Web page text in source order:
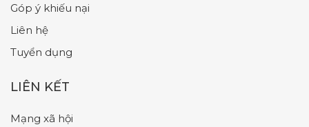
Góp ý khiếu nại
Liên hệ
Tuyển dụng
LIÊN KẾT
Mạng xã hội